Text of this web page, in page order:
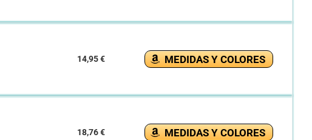
14,95 € MEDIDAS Y COLORES
18,76 € MEDIDAS Y COLORES